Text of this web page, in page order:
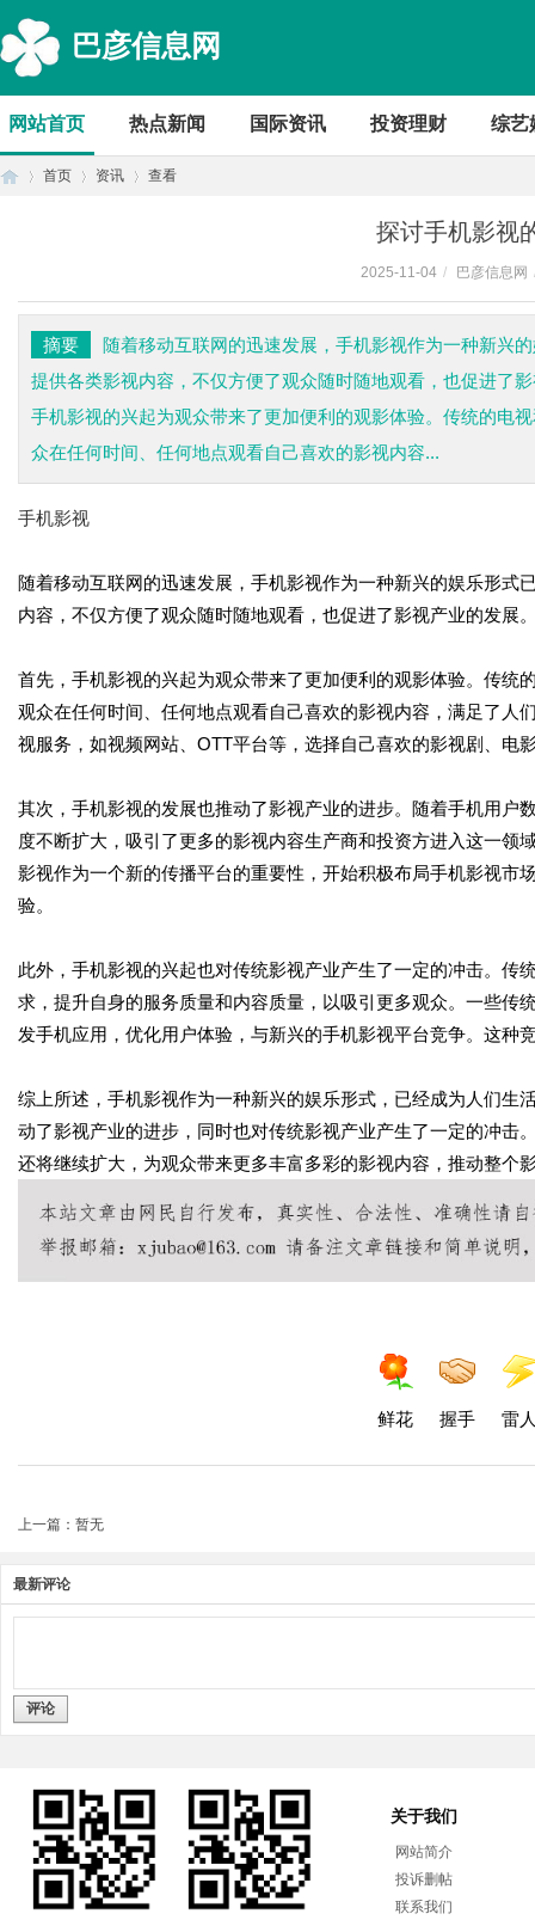
巴彦信息网
网站首页 热点新闻 国际资讯 投资理财 综艺
首页 资讯 查看
探讨手机影视
2025-11-04 / 巴彦信息网
摘要
随着移动互联网的迅速发展，手机影视作为一种新兴
提供各类影视内容，不仅方便了观众随时随地观看，也促进了
手机影视的兴起为观众带来了更加便利的观影体验。传统的电
众在任何时间、任何地点观看自己喜欢的影视内容...
手机影视
随着移动互联网的迅速发展，手机影视作为一种新兴的娱乐形
内容，不仅方便了观众随时随地观看，也促进了影视产业的发展
首先，手机影视的兴起为观众带来了更加便利的观影体验。传统
观众在任何时间、任何地点观看自己喜欢的影视内容，满足了人
视服务，如视频网站、OTT平台等，选择自己喜欢的影视剧、电
其次，手机影视的发展也推动了影视产业的进步。随着手机用户
度不断扩大，吸引了更多的影视内容生产商和投资方进入这一
影视作为一个新的传播平台的重要性，开始积极布局手机影视市
验。
此外，手机影视的兴起也对传统影视产业产生了一定的冲击。
求，提升自身的服务质量和内容质量，以吸引更多观众。一些传
发手机应用，优化用户体验，与新兴的手机影视平台竞争。这种
综上所述，手机影视作为一种新兴的娱乐形式，已经成为人们生
动了影视产业的进步，同时也对传统影视产业产生了一定的冲击
还将继续扩大，为观众带来更多丰富多彩的影视内容，推动整个
鲜花 握手 雷
上一篇：暂无
最新评论
评论
关于我们
网站简介
投诉删帖
联系我们